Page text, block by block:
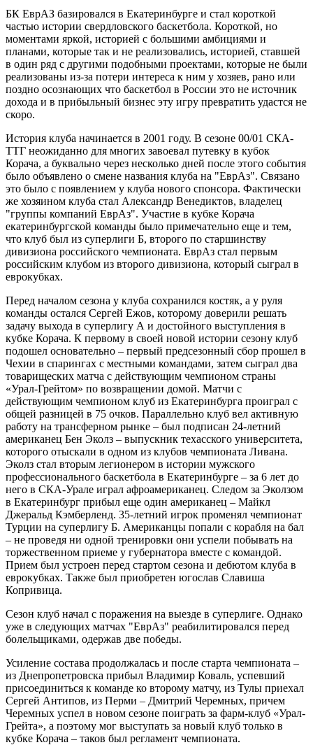
БК ЕврАЗ базировался в Екатеринбурге и стал короткой
частью истории свердловского баскетбола. Короткой, но
моментами яркой, историей с большими амбициями и
планами, которые так и не реализовались, историей, ставшей
в один ряд с другими подобными проектами, которые не были
реализованы из-за потери интереса к ним у хозяев, рано или
поздно осознающих что баскетбол в России это не источник
дохода и в прибыльный бизнес эту игру превратить удастся не
скоро.
История клуба начинается в 2001 году. В сезоне 00/01 СКА-
ТТГ неожиданно для многих завоевал путевку в кубок
Корача, а буквально через несколько дней после этого события
было объявлено о смене названия клуба на "ЕврАз". Связано
это было с появлением у клуба нового спонсора. Фактически
же хозяином клуба стал Александр Венедиктов, владелец
"группы компаний ЕврАз". Участие в кубке Корача
екатеринбургской команды было примечательно еще и тем,
что клуб был из суперлиги Б, второго по старшинству
дивизиона российского чемпионата. ЕврАз стал первым
российским клубом из второго дивизиона, который сыграл в
еврокубках.
Перед началом сезона у клуба сохранился костяк, а у руля
команды остался Сергей Ежов, которому доверили решать
задачу выхода в суперлигу А и достойного выступления в
кубке Корача. К первому в своей новой истории сезону клуб
подошел основательно – первый предсезонный сбор прошел в
Чехии в спарингах с местными командами, затем сыграл два
товарищеских матча с действующим чемпионом страны
«Урал-Грейтом» по возвращении домой. Матчи с
действующим чемпионом клуб из Екатеринбурга проиграл с
общей разницей в 75 очков. Параллельно клуб вел активную
работу на трансферном рынке – был подписан 24-летний
американец Бен Эколз – выпускник техасского университета,
которого отыскали в одном из клубов чемпионата Ливана.
Эколз стал вторым легионером в истории мужского
профессионального баскетбола в Екатеринбурге – за 6 лет до
него в СКА-Урале играл афроамериканец. Следом за Эколзом
в Екатеринбург прибыл еще один американец – Майкл
Джеральд Кэмберленд. 35-летний игрок променял чемпионат
Турции на суперлигу Б. Американцы попали с корабля на бал
– не проведя ни одной тренировки они успели побывать на
торжественном приеме у губернатора вместе с командой.
Прием был устроен перед стартом сезона и дебютом клуба в
еврокубках. Также был приобретен югослав Славиша
Копривица.
Сезон клуб начал с поражения на выезде в суперлиге. Однако
уже в следующих матчах "ЕврАз" реабилитировался перед
болельщиками, одержав две победы.
Усиление состава продолжалась и после старта чемпионата –
из Днепропетровска прибыл Владимир Коваль, успевший
присоединиться к команде ко второму матчу, из Тулы приехал
Сергей Антипов, из Перми – Дмитрий Черемных, причем
Черемных успел в новом сезоне поиграть за фарм-клуб «Урал-
Грейта», а поэтому мог выступать за новый клуб только в
кубке Корача – таков был регламент чемпионата.